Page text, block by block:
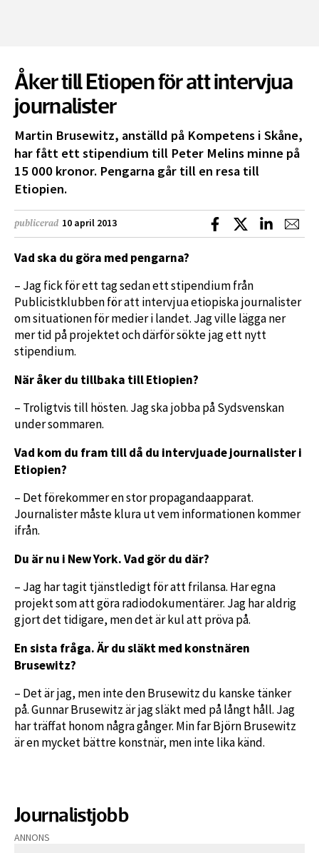
Åker till Etiopen för att intervjua
journalister
Martin Brusewitz, anställd på Kompetens i Skåne,
har fått ett stipendium till Peter Melins minne på
15 000 kronor. Pengarna går till en resa till
Etiopien.
publicerad 10 april 2013 Dela på Facebook
Dela på XDela på
Vad ska du göra med pengarna?
– Jag fick för ett tag sedan ett stipendium från
Publicistklubben för att intervjua etiopiska journalister
om situationen för medier i landet. Jag ville lägga ner
mer tid på projektet och därför sökte jag ett nytt
stipendium.
När åker du tillbaka till Etiopien?
– Troligtvis till hösten. Jag ska jobba på Sydsvenskan
under sommaren.
Vad kom du fram till då du intervjuade journalister i
Etiopien?
– Det förekommer en stor propagandaapparat.
Journalister måste klura ut vem informationen kommer
ifrån.
Du är nu i New York. Vad gör du där?
– Jag har tagit tjänstledigt för att frilansa. Har egna
projekt som att göra radiodokumentärer. Jag har aldrig
gjort det tidigare, men det är kul att pröva på.
En sista fråga. Är du släkt med konstnären
Brusewitz?
– Det är jag, men inte den Brusewitz du kanske tänker
på. Gunnar Brusewitz är jag släkt med på långt håll. Jag
har träffat honom några gånger. Min far Björn Brusewitz
är en mycket bättre konstnär, men inte lika känd.
Journalistjobb
ANNONS